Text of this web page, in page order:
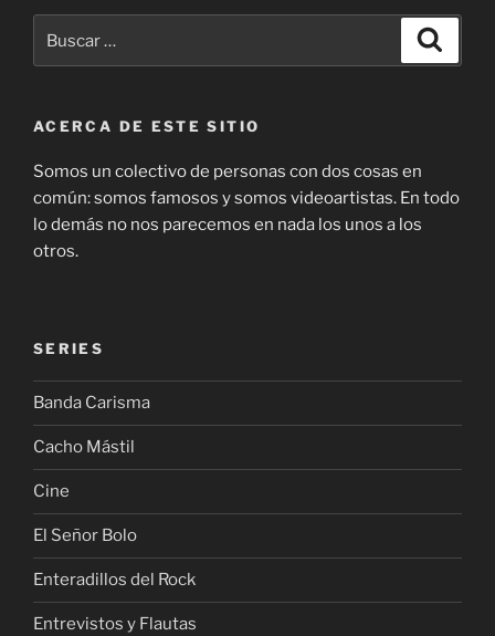
por:
ACERCA DE ESTE SITIO
Somos un colectivo de personas con dos cosas en
común: somos famosos y somos videoartistas. En todo
lo demás no nos parecemos en nada los unos a los
otros.
SERIES
Banda Carisma
Cacho Mástil
Cine
El Señor Bolo
Enteradillos del Rock
Entrevistos y Flautas